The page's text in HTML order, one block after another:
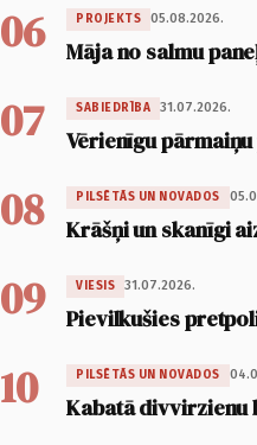
06 PROJEKTS 05.08.2026.
Māja no salmu
07 SABIEDRĪBA 31.07.2026.
Vērienīgu
08 PILSĒTĀS UN NOVADOS
Krāšņi un skanīgi
09 VIESIS 31.07.2026.
Pievilkušies
10 PILSĒTĀS UN NOVADOS
Kabatā divvirzienu